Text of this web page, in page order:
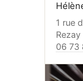
1 rue
Rezay
06 73